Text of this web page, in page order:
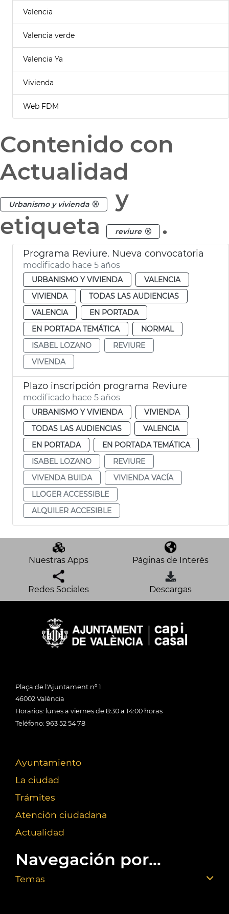
Valencia
Valencia verde
Valencia Ya
Vivienda
Web FDM
Contenido con
Actualidad
Urbanismo y vivienda
y
etiqueta
reviure .
Programa Reviure. Nueva convocatoria
modificado hace 5 años
URBANISMO Y VIVIENDA
VALENCIA
VIVIENDA
TODAS LAS AUDIENCIAS
VALENCIA
EN PORTADA
EN PORTADA TEMÁTICA
NORMAL
ISABEL LOZANO
REVIURE
VIVENDA
Plazo inscripción programa Reviure
modificado hace 5 años
URBANISMO Y VIVIENDA
VIVIENDA
TODAS LAS AUDIENCIAS
VALENCIA
EN PORTADA
EN PORTADA TEMÁTICA
ISABEL LOZANO
REVIURE
VIVENDA BUIDA
VIVIENDA VACÍA
LLOGER ACCESSIBLE
ALQUILER ACCESIBLE
Nuestras Apps Páginas de Interés
Redes Sociales Descargas
Plaça de l'Ajuntament nº 1
46002 València
Horarios: lunes a viernes de 8:30 a 14:00 horas
Teléfono: 963 52 54 78
Ayuntamiento
La ciudad
Trámites
Atención ciudadana
Actualidad
Navegación por...
Temas